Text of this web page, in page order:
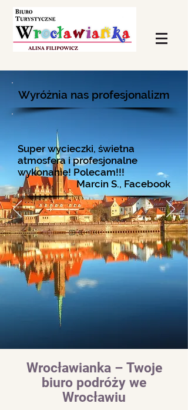
Wyróżnia nas profesjonalizm
Super wycieczki, świetna
atmosfera i profesjonalne
wykonanie! Polecam!!!
Marcin S., Facebook
Wrocławianka – Twoje
biuro podróży we
Wrocławiu